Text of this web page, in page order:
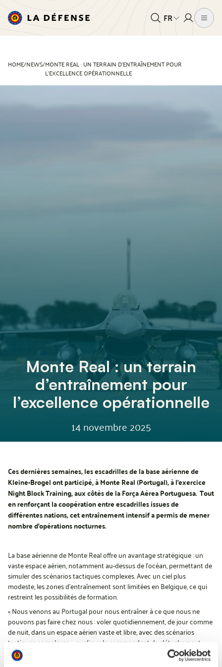
FR
HOME/NEWS/MONTE REAL : UN TERRAIN D’ENTRAÎNEMENT POUR
L’EXCELLENCE OPÉRATIONNELLE
Monte Real : un terrain
d’entraînement pour
l’excellence opérationnelle
14 novembre 2025
Ces dernières semaines, les escadrilles de la base aérienne de
Kleine-Brogel ont participé, à Monte Real (Portugal), à l’exercice
Night Block Training, aux côtés de la Força Aérea Portuguesa. Tout
en renforçant la coopération entre escadrilles issues de
différentes nations, cet entraînement intensif a permis de mener
nombre d’opérations nocturnes.
La base aérienne de Monte Real offre un avantage stratégique : un
vaste espace aérien, notamment au-dessus de l’océan, permettant de
simuler des scénarios tactiques complexes. Avec un ciel plus
modeste, les zones d’entraînement sont limitées en Belgique, ce qui
restreint les possibilités de formation.
« Nous venons au Portugal pour nous entraîner à ce que nous ne
pouvons pas faire chez nous : voler quotidiennement, de jour comme
de nuit, dans un espace aérien vaste et libre, avec des scénarios
tactiques complexes », explique le commandant du détachement.
Les pilotes belges s’exercent ici au combat aérien et aux vols de nuit.
L’approche pédagogique est progressive : les scénarios gagnent en